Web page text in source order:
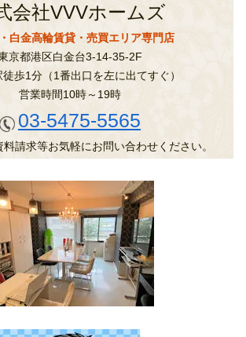
会社VVVホームズ
白金高輪賃貸・売買エリア専門店
京都港区白金台3-14-35-2F
歩1分（1番出口を左に出てすぐ）
営業時間10時～19時
03-5475-5565
請求等お気軽にお問い合わせください。